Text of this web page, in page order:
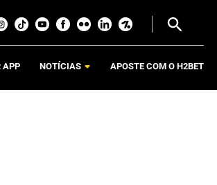
APP NOTÍCIAS APOSTE COM O H2BET